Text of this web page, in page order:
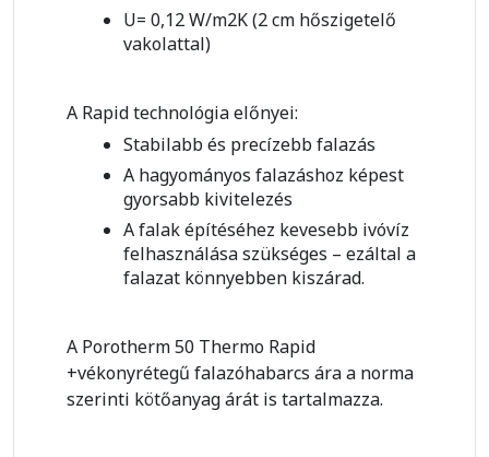
U= 0,12 W/m2K (2 cm hőszigetelő
vakolattal)
A Rapid technológia előnyei:
Stabilabb és precízebb falazás
A hagyományos falazáshoz képest
gyorsabb kivitelezés
A falak építéséhez kevesebb ivóvíz
felhasználása szükséges – ezáltal a
falazat könnyebben kiszárad.
A Porotherm 50 Thermo Rapid
+vékonyrétegű falazóhabarcs ára a norma
szerinti kötőanyag árát is tartalmazza.